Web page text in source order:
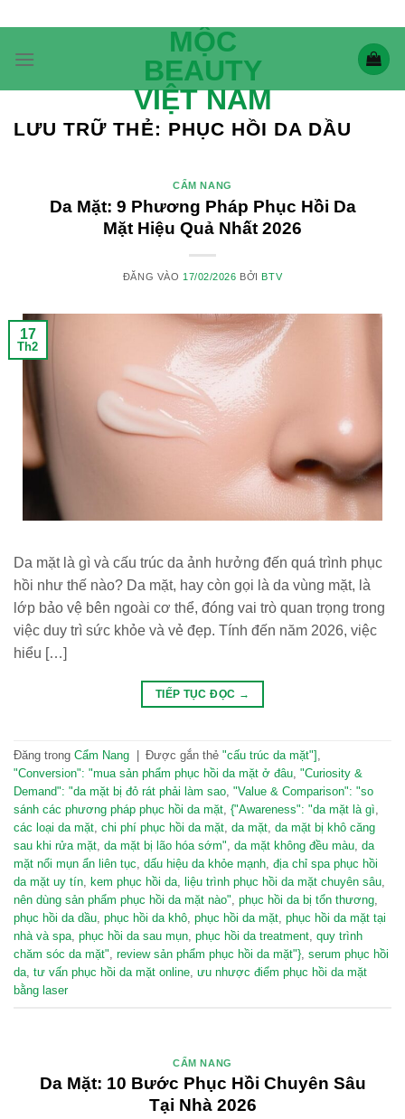
nội
MỘC
BEAUTY
VIỆT NAM
LƯU TRỮ THẺ: PHỤC HỒI DA DẦU
CẨM NANG
Da Mặt: 9 Phương Pháp Phục Hồi Da
Mặt Hiệu Quả Nhất 2026
ĐĂNG VÀO 17/02/2026 BỞI BTV
17
Th2
Da mặt là gì và cấu trúc da ảnh hưởng đến quá trình phục
hồi như thế nào? Da mặt, hay còn gọi là da vùng mặt, là
lớp bảo vệ bên ngoài cơ thể, đóng vai trò quan trọng trong
việc duy trì sức khỏe và vẻ đẹp. Tính đến năm 2026, việc
hiểu […]
TIẾP TỤC ĐỌC →
Đăng trong Cẩm Nang Được gắn thẻ "cấu trúc da mặt"] ,
"Conversion": "mua sản phẩm phục hồi da mặt ở đâu, "Curiosity &
Demand": "da mặt bị đỏ rát phải làm sao, "Value & Comparison": "so
sánh các phương pháp phục hồi da mặt, {"Awareness": "da mặt là gì,
các loại da mặt, chi phí phục hồi da mặt, da mặt, da mặt bị khô căng
sau khi rửa mặt, da mặt bị lão hóa sớm", da mặt không đều màu, da
mặt nổi mụn ẩn liên tục, dấu hiệu da khỏe mạnh, địa chỉ spa phục hồi
da mặt uy tín, kem phục hồi da, liệu trình phục hồi da mặt chuyên sâu,
nên dùng sản phẩm phục hồi da mặt nào", phục hồi da bị tổn thương,
phục hồi da dầu, phục hồi da khô, phục hồi da mặt, phục hồi da mặt tại
nhà và spa, phục hồi da sau mụn, phục hồi da treatment, quy trình
chăm sóc da mặt", review sản phẩm phục hồi da mặt"}, serum phục hồi
da, tư vấn phục hồi da mặt online, ưu nhược điểm phục hồi da mặt
bằng laser
CẨM NANG
Da Mặt: 10 Bước Phục Hồi Chuyên Sâu
Tại Nhà 2026